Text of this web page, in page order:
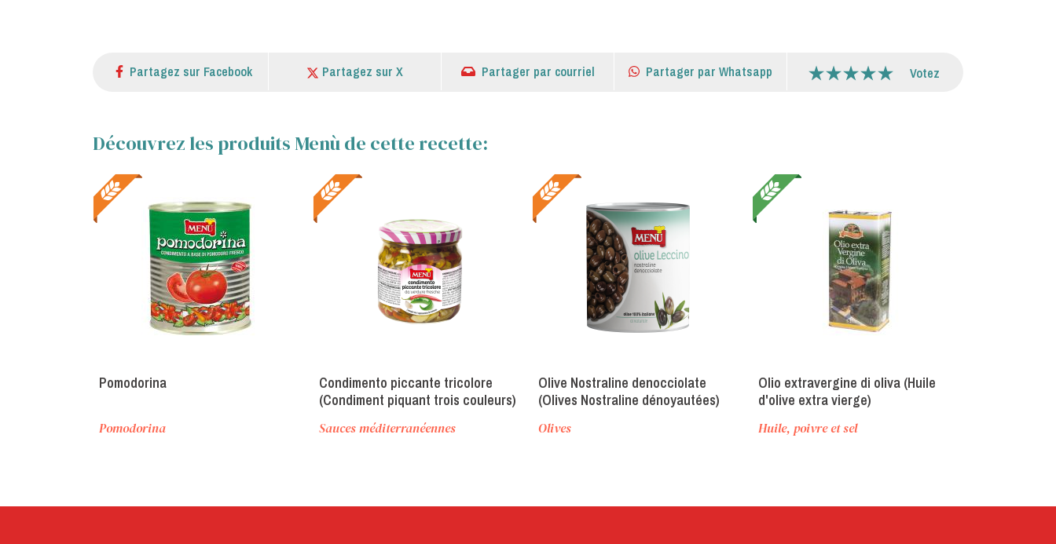
Partagez sur Facebook Partagez sur X Partager par courriel Partager par Whatsapp Votez
Découvrez les produits Menù de cette recette:
Pomodorina
Pomodorina
Condimento piccante tricolore
(Condiment piquant trois couleurs)
Sauces méditerranéennes
Olive Nostraline denocciolate
(Olives Nostraline dénoyautées)
Olives
Olio extravergine di oliva (Huile
d'olive extra vierge)
Huile, poivre et sel